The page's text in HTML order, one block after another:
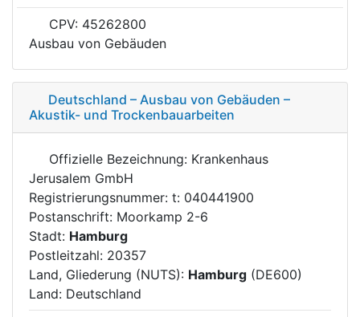
CPV: 45262800
Ausbau von Gebäuden
Deutschland – Ausbau von Gebäuden –
Akustik- und Trockenbauarbeiten
Offizielle Bezeichnung: Krankenhaus
Jerusalem GmbH
Registrierungsnummer: t: 040441900
Postanschrift: Moorkamp 2-6
Stadt: Hamburg
Postleitzahl: 20357
Land, Gliederung (NUTS): Hamburg (DE600)
Land: Deutschland